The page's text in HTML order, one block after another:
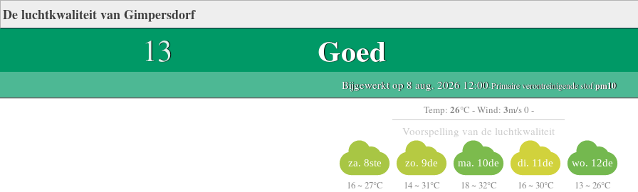
De luchtkwaliteit van Gimpersdorf
13 Goed
Bijgewerkt op 8 aug. 2026 12:00-Primaire verontreinigende stof:pm10
Temp: 26°C - Wind: 3m/s 0 -
Voorspelling van de luchtkwaliteit
za. 8ste
16 ~ 27°C
zo. 9de
14 ~ 31°C
ma. 10de
18 ~ 32°C
di. 11de
16 ~ 30°C
wo. 12de
13 ~ 26°C